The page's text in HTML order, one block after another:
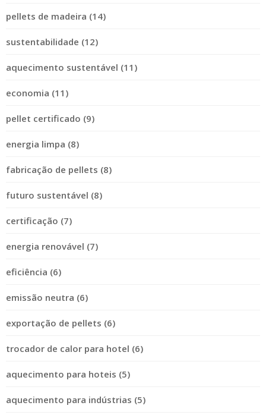
pellets de madeira (14)
sustentabilidade (12)
aquecimento sustentável (11)
economia (11)
pellet certificado (9)
energia limpa (8)
fabricação de pellets (8)
futuro sustentável (8)
certificação (7)
energia renovável (7)
eficiência (6)
emissão neutra (6)
exportação de pellets (6)
trocador de calor para hotel (6)
aquecimento para hoteis (5)
aquecimento para indústrias (5)